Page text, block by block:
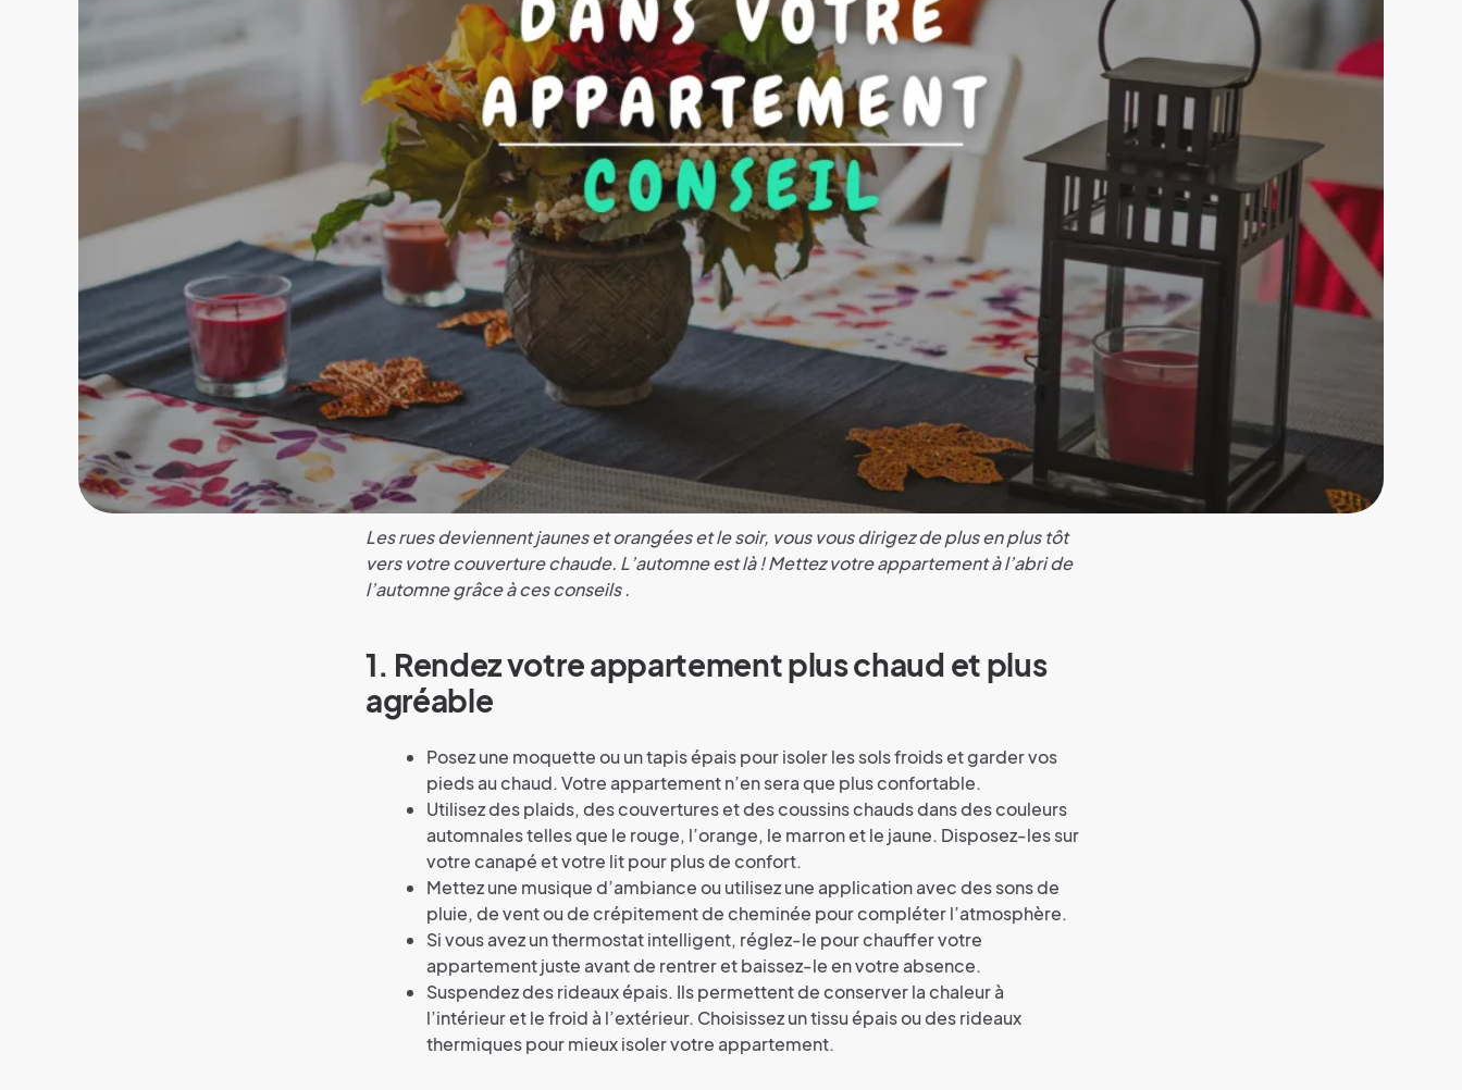
Les rues deviennent jaunes et orangées et le soir, vous vous dirigez de plus en plus tôt
vers votre couverture chaude. L’automne est là ! Mettez votre appartement à l’abri de
l’automne grâce à ces conseils.
1. Rendez votre appartement plus chaud et plus
agréable
Posez une moquette ou un tapis épais pour isoler les sols froids et garder vos
pieds au chaud. Votre appartement n’en sera que plus confortable.
Utilisez des plaids, des couvertures et des coussins chauds dans des couleurs
automnales telles que le rouge, l’orange, le marron et le jaune. Disposez-les sur
votre canapé et votre lit pour plus de confort.
Mettez une musique d’ambiance ou utilisez une application avec des sons de
pluie, de vent ou de crépitement de cheminée pour compléter l’atmosphère.
Si vous avez un thermostat intelligent, réglez-le pour chauffer votre
appartement juste avant de rentrer et baissez-le en votre absence.
Suspendez des rideaux épais. Ils permettent de conserver la chaleur à
l’intérieur et le froid à l’extérieur. Choisissez un tissu épais ou des rideaux
thermiques pour mieux isoler votre appartement.